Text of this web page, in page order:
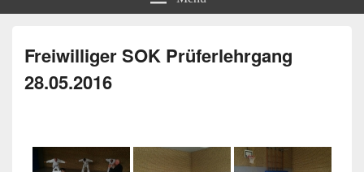
Freiwilliger SOK Prüferlehrgang
28.05.2016